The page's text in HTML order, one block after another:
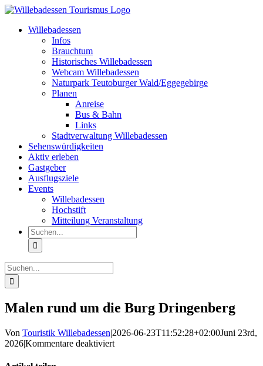
Zum
springenWillebadessen
Infos
Brauchtum
Historisches Willebadessen
Webcam Willebadessen
Naturpark Teutoburger Wald/Eggegebirge
Planen
Anreise
Bus & Bahn
Links
Stadtverwaltung Willebadessen
Sehenswürdigkeiten
Aktiv erleben
Gastgeber
Ausflugsziele
Events
Willebadessen
Hochstift
Mitteilung Veranstaltung
Suche
nach:
Suche
nach:
Malen rund um die Burg Dringenberg
Von Touristik Willebadessen|2026-06-23T11:52:28+02:00Juni 23rd,
2026|Kommentare deaktiviertfür